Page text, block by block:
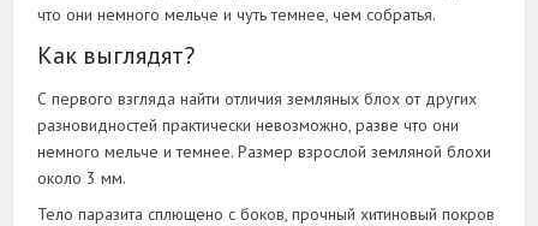
что они немного мельче и чуть темнее, чем собратья.
Как выглядят?
С первого взгляда найти отличия земляных блох от других
разновидностей практически невозможно, разве что они
немного мельче и темнее. Размер взрослой земляной блохи
около 3 мм.
Тело паразита сплющено с боков, прочный хитиновый покров